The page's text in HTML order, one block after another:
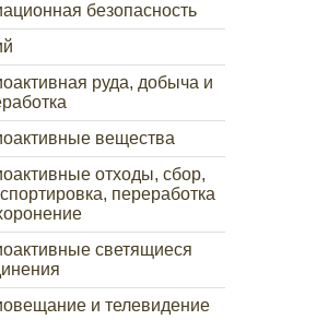
безопасность
руда, добыча и
вещества
отходы, сбор,
переработка
светящиеся
и телевидение